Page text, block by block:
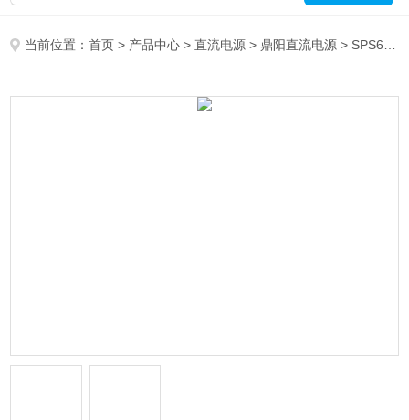
当前位置：首页 > 产品中心 >直流电源 > 鼎阳直流电源 > SPS6225X鼎阳宽范围可编程直流电源